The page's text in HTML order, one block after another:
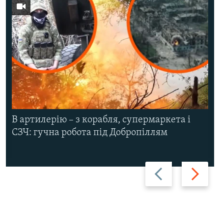
Назад Вперед
В артилерію – з корабля, супермаркета і
СЗЧ: гучна робота під Добропіллям